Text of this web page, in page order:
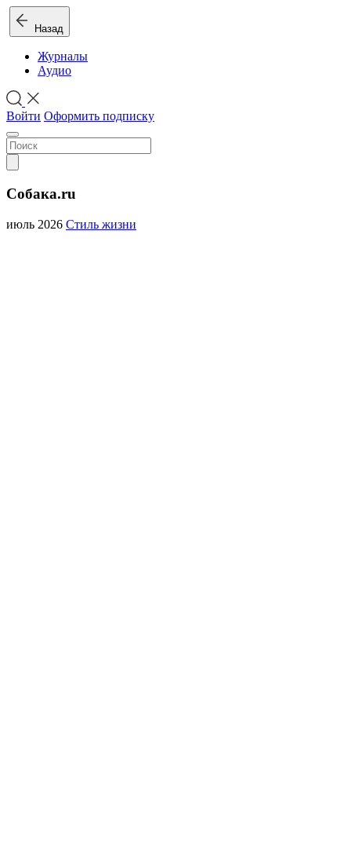
Назад
Журналы
Аудио
Войти Оформить подписку
Собака.ru
июль 2026 Стиль жизни